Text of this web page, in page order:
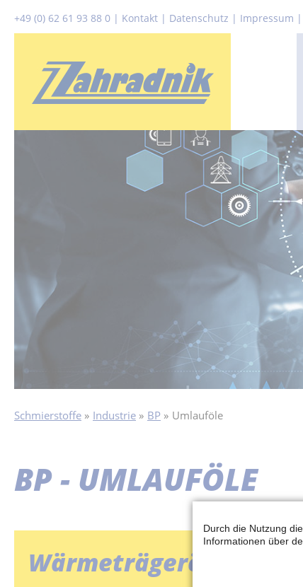
+49 (0) 62 61 93 88 0 | Kontakt | Datenschutz | Impressum |
Schmierstoffe Industrie BP Umlauföle
BP - UMLAUFÖLE
Wärmeträgeröle
Durch die Nutzung
Informationen über